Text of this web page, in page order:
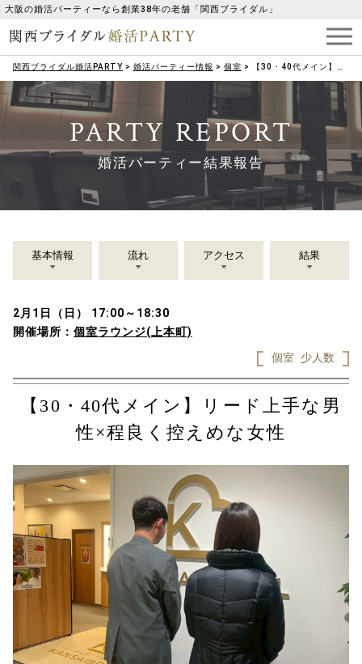
大阪の婚活パーティーなら創業38年の老舗「関西ブライダル」
関西ブライダル婚活PARTY > 婚活パーティー情報 > 個室 > 【30・40代メイン】リード上手な男性×程良く控えめな女性
PARTY REPORT
婚活パーティー結果報告
基本情報 流れ アクセス 結果
2月1日（日） 17:00～18:30
開催場所： 個室ラウンジ(上本町)
個室
少人数
【30・40代メイン】リード上手な男
性×程良く控えめな女性